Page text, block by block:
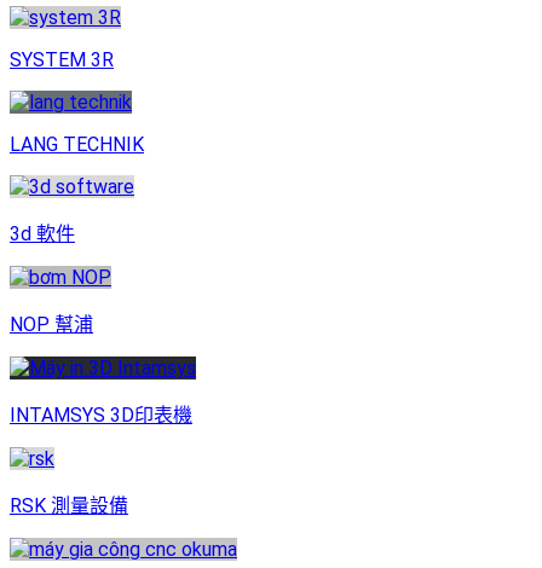
SYSTEM 3R
LANG TECHNIK
3d 軟件
NOP 幫浦
INTAMSYS 3D印表機
RSK 測量設備